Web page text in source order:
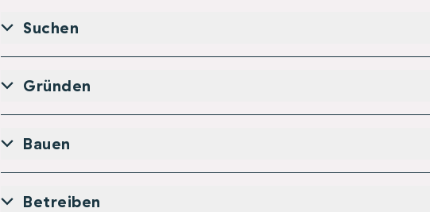
Suchen
Gründen
Bauen
Betreiben